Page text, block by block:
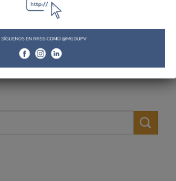
DEL
JORNADA SOBRE LA
SALUD MENTAL Y
PSICOLOGIA DEL DEPORTE